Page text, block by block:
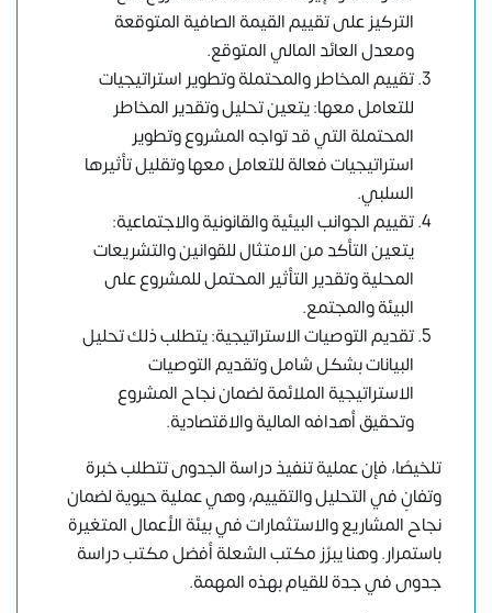
التركيز على تقييم القيمة الصافية المتوقعة
ومعدل العائد المالي المتوقع.
تقييم المخاطر والمحتملة وتطوير استراتيجيات
للتعامل معها: يتعين تحليل وتقدير المخاطر
المحتملة التي قد تواجه المشروع وتطوير
استراتيجيات فعالة للتعامل معها وتقليل تأثيرها
السلبي.
تقييم الجوانب البيئية والقانونية والاجتماعية:
يتعين التأكد من الامتثال للقوانين والتشريعات
المحلية وتقدير التأثير المحتمل للمشروع على
البيئة والمجتمع.
تقديم التوصيات الاستراتيجية: يتطلب ذلك تحليل
البيانات بشكل شامل وتقديم التوصيات
الاستراتيجية الملائمة لضمان نجاح المشروع
وتحقيق أهدافه المالية والاقتصادية.
تلخيصًا، فإن عملية تنفيذ دراسة الجدوى تتطلب خبرة
وتفانٍ في التحليل والتقييم، وهي عملية حيوية لضمان
نجاح المشاريع والاستثمارات في بيئة الأعمال المتغيرة
باستمرار. وهنا يبرُز مكتب الشعلة أفضل مكتب دراسة
جدوى في جدة للقيام بهذه المهمة.